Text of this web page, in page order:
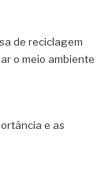
de reciclagem
o meio ambiente
e as